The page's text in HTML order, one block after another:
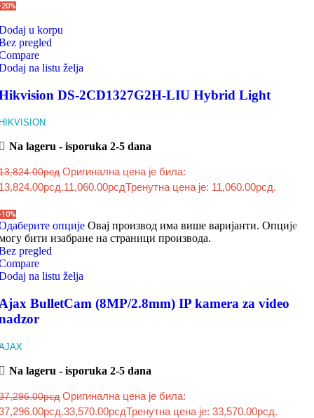
u korpu
pregled
na listu želja
DS-2CD1327G2H-LIU Hybrid Light
Na lageru - isporuka 2-5 dana
рсд Оригинална цена је била:
11,060.00рсдТренутна цена је: 11,060.00рсд.
опције Овај производ има више варијанти. Опције
бити изабране на страници производа.
pregled
na listu želja
BulletCam (8MP/2.8mm) IP kamera za video
Na lageru - isporuka 2-5 dana
рсд Оригинална цена је била:
33,570.00рсдТренутна цена је: 33,570.00рсд.